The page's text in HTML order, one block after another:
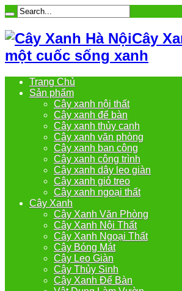
Cây
một cuốc sống xanh
Trang Chủ
Sản phẩm
Cây xanh nội thất
Cây xanh để bàn
Cây xanh thủy canh
Cây xanh văn phòng
Cây xanh ban công
Cây xanh công trình
Cây xanh dây leo giàn
Cây xanh giỏ treo
Cây xanh ngoại thất
Cây Xanh
Cây Xanh Văn Phòng
Cây Xanh Nội Thất
Cây Xanh Ngoại Thất
Cây Bóng Mát
Cây Leo Giàn
Cây Thủy Sinh
Cây Xanh Để Bàn